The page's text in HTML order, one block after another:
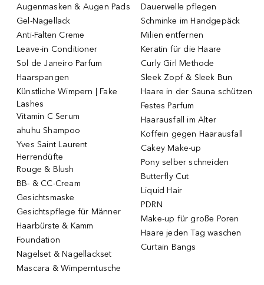
Augenmasken & Augen Pads
Gel-Nagellack
Anti-Falten Creme
Leave-in Conditioner
Sol de Janeiro Parfum
Haarspangen
Künstliche Wimpern | Fake
Lashes
Vitamin C Serum
ahuhu Shampoo
Yves Saint Laurent
Herrendüfte
Rouge & Blush
BB- & CC-Cream
Gesichtsmaske
Gesichtspflege für Männer
Haarbürste & Kamm
Foundation
Nagelset & Nagellackset
Mascara & Wimperntusche
Dauerwelle pflegen
Schminke im Handgepäck
Milien entfernen
Keratin für die Haare
Curly Girl Methode
Sleek Zopf & Sleek Bun
Haare in der Sauna schützen
Festes Parfum
Haarausfall im Alter
Koffein gegen Haarausfall
Cakey Make-up
Pony selber schneiden
Butterfly Cut
Liquid Hair
PDRN
Make-up für große Poren
Haare jeden Tag waschen
Curtain Bangs